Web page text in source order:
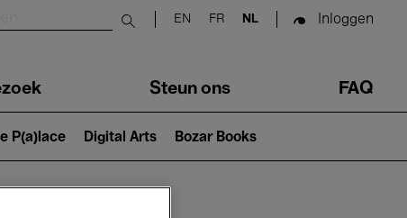
Submit search
EN FR NL Inloggen
Steun ons FAQ
P(a)lace Digital Arts Bozar Books